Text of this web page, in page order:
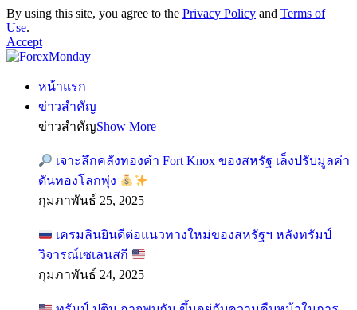
By using this site, you agree to the Privacy Policy and Terms of
Use.
Accept
หน้าแรก
ข่าวสำคัญ
ข่าวสำคัญShow More
เจาะลึกคลังทองคำ Fort Knox ของสหรัฐ เล็งปรับมูลค่า
ดันทองโลกพุ่ง
กุมภาพันธ์ 25, 2025
เครมลินยินดีต่อแนวทางใหม่ของสหรัฐฯ หลังทรัมป์
วิจารณ์เซเลนสกี
กุมภาพันธ์ 24, 2025